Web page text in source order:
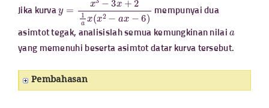
Jika kurva 3x+2 1a x(x2 mempunyai dua
asimtot tegak, analisislah semua kemungkinan nilai
yang memenuhi beserta asimtot datar kurva tersebut.
Pembahasan